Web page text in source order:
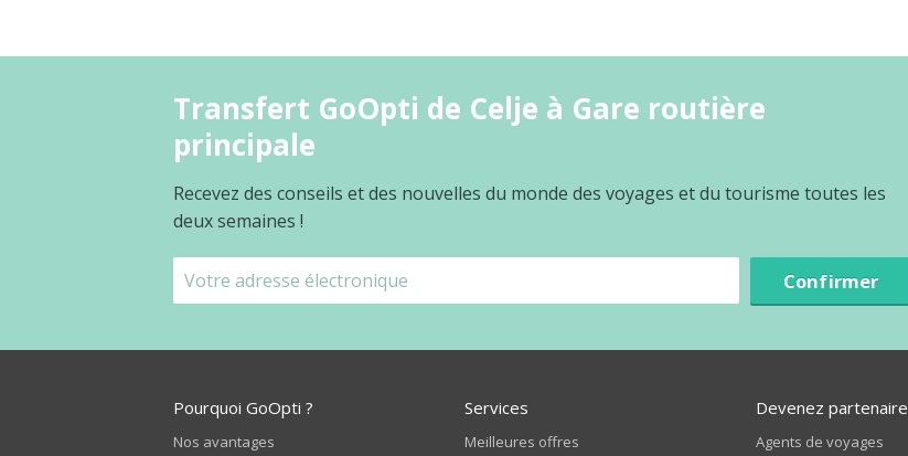
Transfert GoOpti de Celje à Gare routière
principale
Recevez des conseils et des nouvelles du monde des voyages et du tourisme toutes les
deux semaines !
Confirmer
Pourquoi GoOpti ?
Nos avantages
Services
Meilleures offres
Devenez partenaire
Agents de voyages